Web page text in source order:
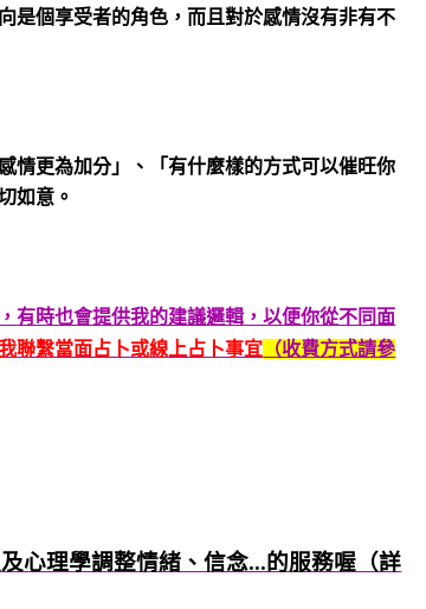
是個享受者的角色，而且對於感情沒有非有不
情更為加分」、「有什麼樣的方式可以催旺你
如意。
，有時也會提供我的建議邏輯，以便你從不同面
聯繫當面占卜或線上占卜事宜 （收費方式請參
心理學調整情緒、信念...的服務喔（詳